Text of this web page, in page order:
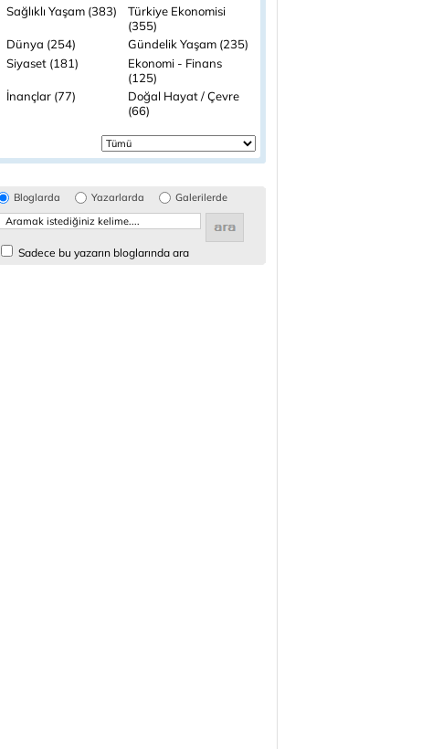
Sağlıklı Yaşam (383)
Türkiye Ekonomisi
(355)
Dünya (254)
Gündelik Yaşam (235)
Siyaset (181)
Ekonomi - Finans
(125)
İnançlar (77) Doğal Hayat / Çevre
(66)
Bloglarda Yazarlarda Galerilerde
Sadece bu yazarın bloglarında ara